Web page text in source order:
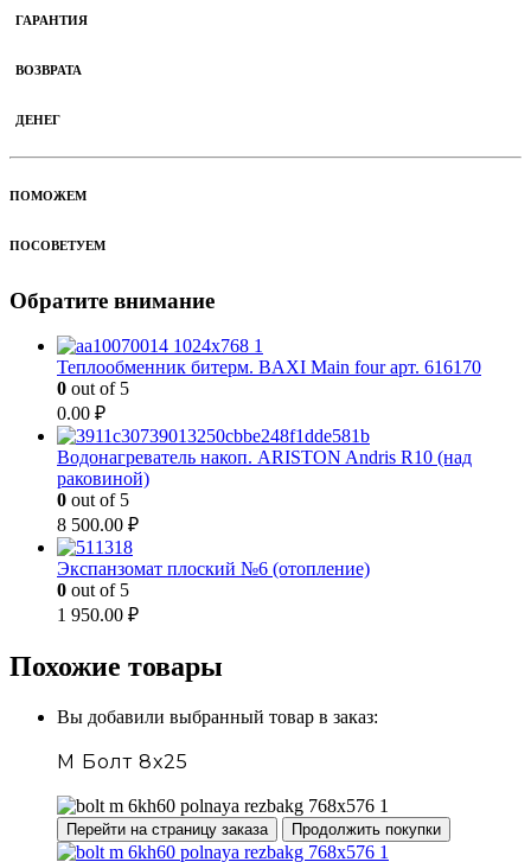
ГАРАНТИЯ
ВОЗВРАТА
ДЕНЕГ
ПОМОЖЕМ
ПОСОВЕТУЕМ
Обратите внимание
Теплообменник битерм. BAXI Main four арт. 616170
0 out of 5
0.00 ₽
Водонагреватель накоп. ARISTON Andris R10 (над
раковиной)
0 out of 5
8 500.00 ₽
Экспанзомат плоский №6 (отопление)
0 out of 5
1 950.00 ₽
Похожие товары
Вы добавили выбранный товар в заказ:
М Болт 8х25
Перейти на страницу заказа Продолжить покупки